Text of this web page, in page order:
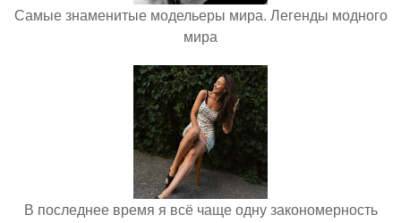
Самые знаменитые модельеры мира. Легенды модного
мира
В последнее время я всё чаще одну закономерность